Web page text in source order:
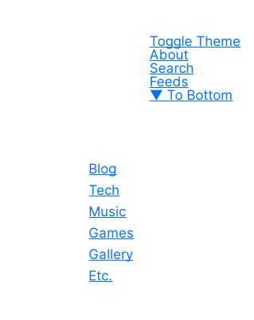
Toggle Theme
About
Search
Feeds
▼ To Bottom
Blog
Tech
Music
Games
Gallery
Etc.